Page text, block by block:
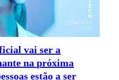
vai ser a
na próxima
estão a ser